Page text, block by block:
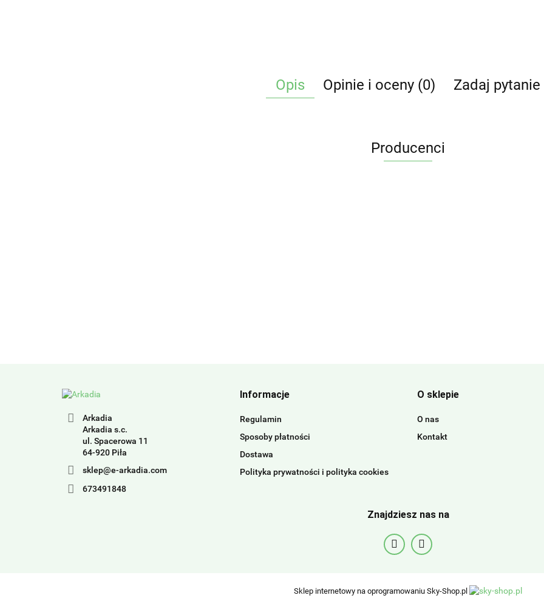
Opis Opinie i oceny (0) Zadaj pytanie
Producenci
Arkadia
Arkadia s.c.
ul. Spacerowa 11
64-920 Piła
sklep@e-arkadia.com
673491848
Informacje
Regulamin
Sposoby płatności
Dostawa
Polityka prywatności i polityka cookies
O sklepie
O nas
Kontakt
Znajdziesz nas na
Sklep internetowy na oprogramowaniu Sky-Shop.pl